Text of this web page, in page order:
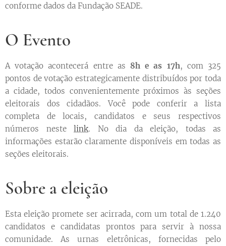
conforme dados da Fundação SEADE.
O Evento
A votação acontecerá entre as 8h e as 17h, com 325
pontos de votação estrategicamente distribuídos por toda
a cidade, todos convenientemente próximos às seções
eleitorais dos cidadãos. Você pode conferir a lista
completa de locais, candidatos e seus respectivos
números neste link. No dia da eleição, todas as
informações estarão claramente disponíveis em todas as
seções eleitorais.
Sobre a eleição
Esta eleição promete ser acirrada, com um total de 1.240
candidatos e candidatas prontos para servir à nossa
comunidade. As urnas eletrônicas, fornecidas pelo